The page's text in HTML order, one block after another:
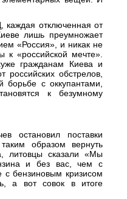
отключенная от
лишь преумножает
«Россия», и никак не
к «российской мечте».
гражданам Киева и
российских обстрелов,
борьбе с оккупантами,
к безумному
остановил поставки
образом вернуть
литовцы сказали «Мы
и без вас, чем с
бензиновым кризисом
а вот совок в итоге